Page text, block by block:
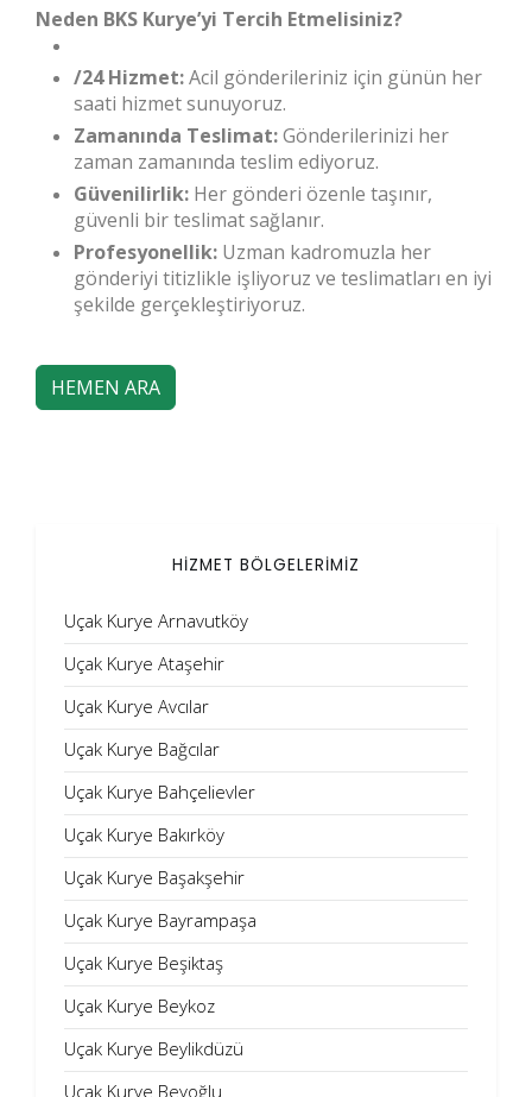
Neden BKS Kurye’yi Tercih Etmelisiniz?
/24 Hizmet:Acil gönderileriniz için günün her
saati hizmet sunuyoruz.
Zamanında Teslimat:Gönderilerinizi her
zaman zamanında teslim ediyoruz.
Güvenilirlik: Her gönderi özenle taşınır,
güvenli bir teslimat sağlanır.
Profesyonellik: Uzman kadromuzla her
gönderiyi titizlikle işliyoruz ve teslimatları en iyi
şekilde gerçekleştiriyoruz.
HEMEN ARA
HİZMET BÖLGELERİMİZ
Uçak Kurye Arnavutköy
Uçak Kurye Ataşehir
Uçak Kurye Avcılar
Uçak Kurye Bağcılar
Uçak Kurye Bahçelievler
Uçak Kurye Bakırköy
Uçak Kurye Başakşehir
Uçak Kurye Bayrampaşa
Uçak Kurye Beşiktaş
Uçak Kurye Beykoz
Uçak Kurye Beylikdüzü
Uçak Kurye Beyoğlu